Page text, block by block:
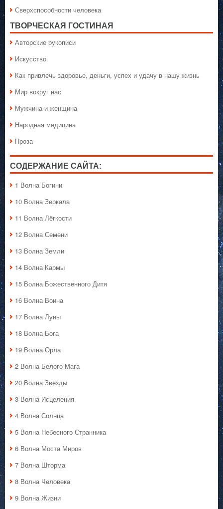
Сверхспособности человека
ТВОРЧЕСКАЯ ГОСТИНАЯ
Авторские рукописи
Искусство
Как привлечь здоровье, деньги, успех и удачу в нашу жизнь
Мир вокруг нас
Мужчина и женщина
Народная медицина
Проза
СОДЕРЖАНИЕ САЙТА:
1 Волна Богини
10 Волна Зеркала
11 Волна Лёгкости
12 Волна Семени
13 Волна Земли
14 Волна Кармы
15 Волна Божественного Дитя
16 Волна Воина
17 Волна Луны
18 Волна Бога
19 Волна Орла
2 Волна Белого Мага
20 Волна Звезды
3 Волна Исцеления
4 Волна Солнца
5 Волна Небесного Странника
6 Волна Моста Миров
7 Волна Шторма
8 Волна Человека
9 Волна Жизни